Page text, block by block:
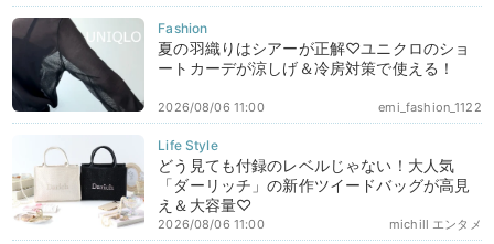
夏の羽織りはシアーが正解♡ユニクロのショ
ートカーデが涼しげ＆冷房対策で使える！
emi_fashion_1122
2026/08/06 11:00
どう見ても付録のレベルじゃない！大人気
「ダーリッチ」の新作ツイードバッグが高見
え＆大容量♡
michill エンタメ
2026/08/06 11:00